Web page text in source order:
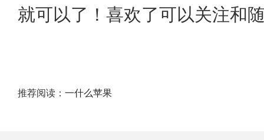
就可以了！喜欢了可以关注和
推荐阅读： 一什么苹果